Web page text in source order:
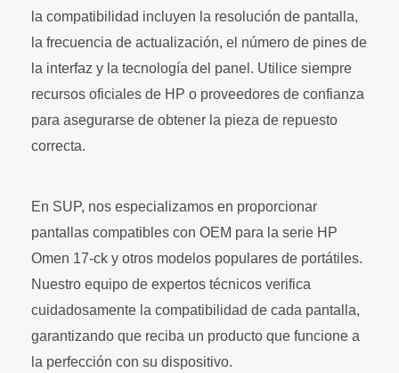
la compatibilidad incluyen la resolución de pantalla,
la frecuencia de actualización, el número de pines de
la interfaz y la tecnología del panel. Utilice siempre
recursos oficiales de HP o proveedores de confianza
para asegurarse de obtener la pieza de repuesto
correcta.
En SUP, nos especializamos en proporcionar
pantallas compatibles con OEM para la serie HP
Omen 17-ck y otros modelos populares de portátiles.
Nuestro equipo de expertos técnicos verifica
cuidadosamente la compatibilidad de cada pantalla,
garantizando que reciba un producto que funcione a
la perfección con su dispositivo.